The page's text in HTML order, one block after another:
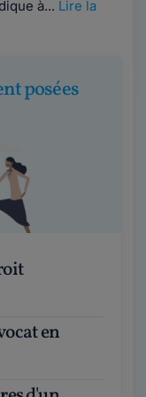
à... Lire la
posées